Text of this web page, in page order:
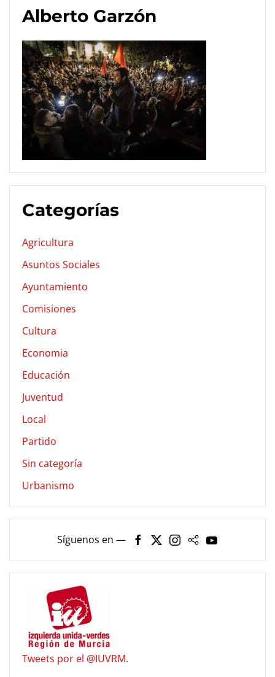
Alberto Garzón
Categorías
Agricultura
Asuntos Sociales
Ayuntamiento
Comisiones
Cultura
Economia
Educación
Juventud
Local
Partido
Sin categoría
Urbanismo
Síguenos en —
Tweets por el @IUVRM.